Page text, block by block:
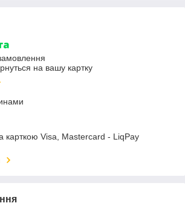
на вашу картку
карткою Visa, Mastercard - LiqPay